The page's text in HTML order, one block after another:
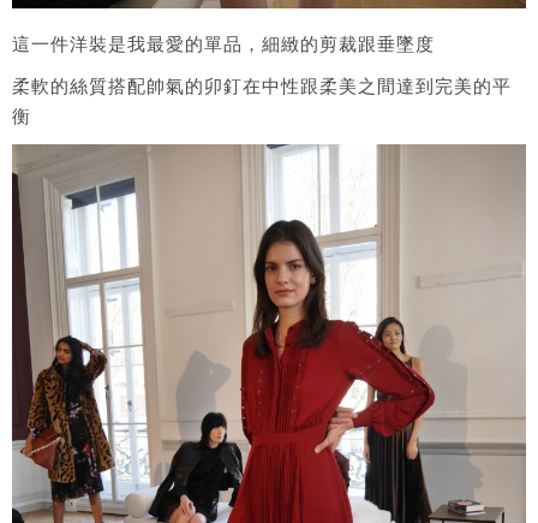
這一件洋裝是我最愛的單品，細緻的剪裁跟垂墜度
柔軟的絲質搭配帥氣的卯釘在中性跟柔美之間達到完美的平
衡